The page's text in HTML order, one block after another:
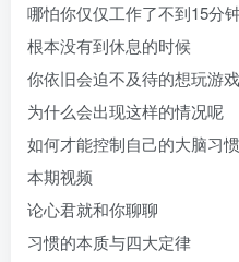
哪怕你仅仅工作了不到15分钟
根本没有到休息的时候
你依旧会迫不及待的想玩游戏
为什么会出现这样的情况呢
如何才能控制自己的大脑习
本期视频
论心君就和你聊聊
习惯的本质与四大定律